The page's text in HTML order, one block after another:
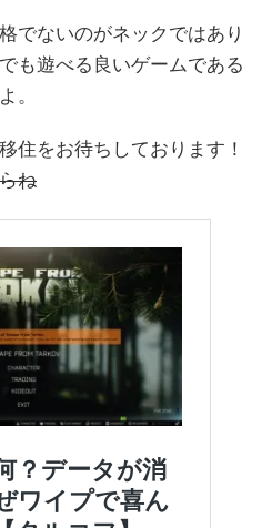
でないのがネックではあり
も遊べる良いゲームである
。
住をお待ちしております！
ね